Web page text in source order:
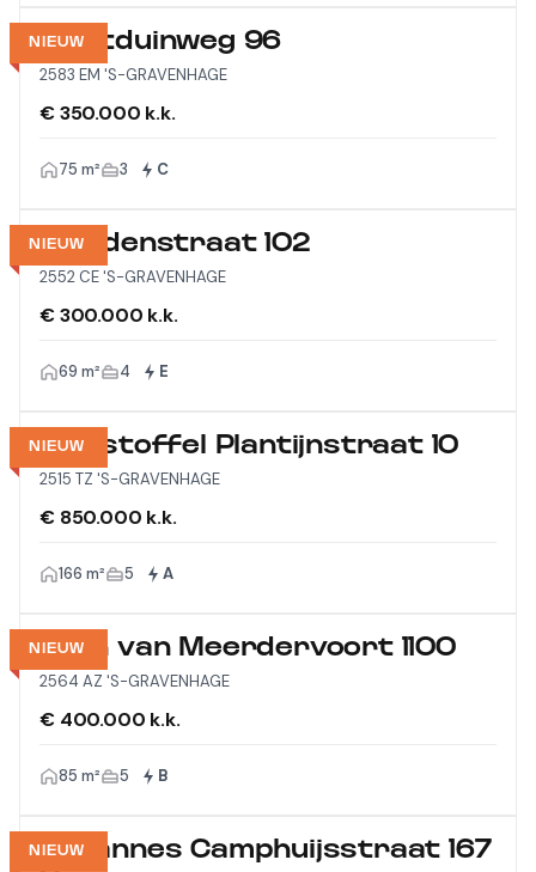
NIEUW
Westduinweg 96
2583 EM 'S-GRAVENHAGE
€ 350.000 k.k.
75 m² 3 C
NIEUW
Viandenstraat 102
2552 CE 'S-GRAVENHAGE
€ 300.000 k.k.
69 m² 4 E
NIEUW
Christoffel Plantijnstraat 10
2515 TZ 'S-GRAVENHAGE
€ 850.000 k.k.
166 m² 5 A
NIEUW
Laan van Meerdervoort 1100
2564 AZ 'S-GRAVENHAGE
€ 400.000 k.k.
85 m² 5 B
NIEUW
Johannes Camphuijsstraat 167